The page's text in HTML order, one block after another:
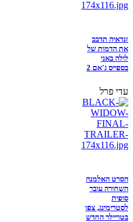
זנדאיה תדבב
את הדמות של
לולה באני
בספייס ג'אם 2
עדי פרל
הסרט האלמנה
השחורה עובר
סופית
לסטרימינג, צפו
בטריילר החדש